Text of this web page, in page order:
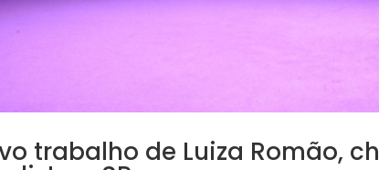
trabalho de Luiza Romão,